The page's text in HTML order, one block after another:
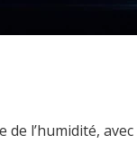
de l’humidité, avec